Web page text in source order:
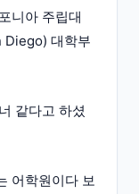
니아 주립대
대학부
같다고 하셨
어학원이다 보